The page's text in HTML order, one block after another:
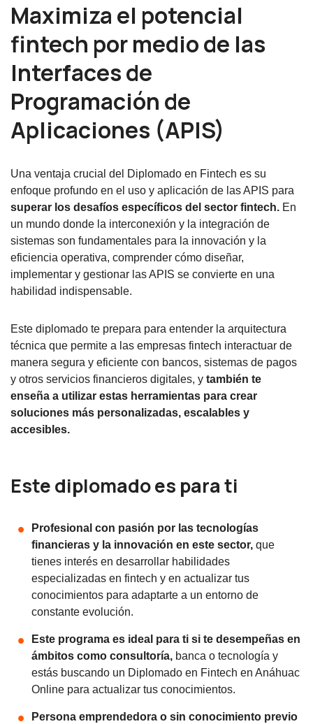
Maximiza el potencial
fintech por medio de las
Interfaces de
Programación de
Aplicaciones (APIS)
Una ventaja crucial del Diplomado en Fintech es su
enfoque profundo en el uso y aplicación de las APIS para
superar los desafíos específicos del sector fintech. En
un mundo donde la interconexión y la integración de
sistemas son fundamentales para la innovación y la
eficiencia operativa, comprender cómo diseñar,
implementar y gestionar las APIS se convierte en una
habilidad indispensable.
Este diplomado te prepara para entender la arquitectura
técnica que permite a las empresas fintech interactuar de
manera segura y eficiente con bancos, sistemas de pagos
y otros servicios financieros digitales, y también te
enseña a utilizar estas herramientas para crear
soluciones más personalizadas, escalables y
accesibles.
Este diplomado es para ti
Profesional con pasión por las tecnologías
financieras y la innovación en este sector, que
tienes interés en desarrollar habilidades
especializadas en fintech y en actualizar tus
conocimientos para adaptarte a un entorno de
constante evolución.
Este programa es ideal para ti si te desempeñas en
ámbitos como consultoría, banca o tecnología y
estás buscando un Diplomado en Fintech en Anáhuac
Online para actualizar tus conocimientos.
Persona emprendedora o sin conocimiento previo